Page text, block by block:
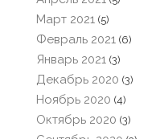
Март 2021 (5)
Февраль 2021 (6)
Январь 2021 (3)
Декабрь 2020 (3)
Ноябрь 2020 (4)
Октябрь 2020 (3)